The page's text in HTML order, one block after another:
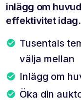
inlägg om
effektivitet idag.
Tusentals
välja mellan
Inlägg om
Öka din